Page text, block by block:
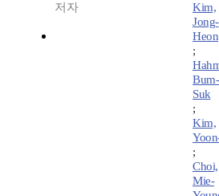
저자
Kim,
Jong-
Heon
;
Bum-
Suk
;
Kim,
;
Choi,
Mie-